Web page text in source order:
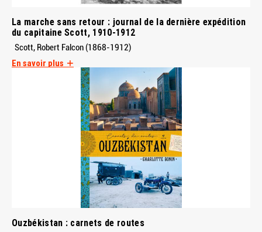
La marche sans retour : journal de la dernière expédition
du capitaine Scott, 1910-1912
Scott, Robert Falcon (1868-1912)
En savoir plus
Ouzbékistan : carnets de routes